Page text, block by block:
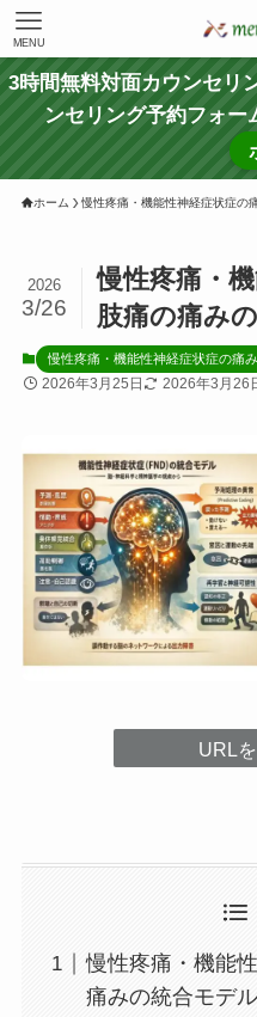
MENU
3時間無料対面カウンセリ
ンセリング予約フォー
ホーム 慢性疼痛・機能性神経症状症の
慢性疼痛・
肢痛の痛み
2026
3/26
慢性疼痛・機能性神経症状症の痛
2026年3月25日 2026年3月26
URL
慢性疼痛・機能
痛みの統合モデ